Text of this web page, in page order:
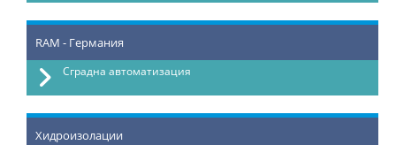
RAM - Германия
Сградна автоматизация
Хидроизолации